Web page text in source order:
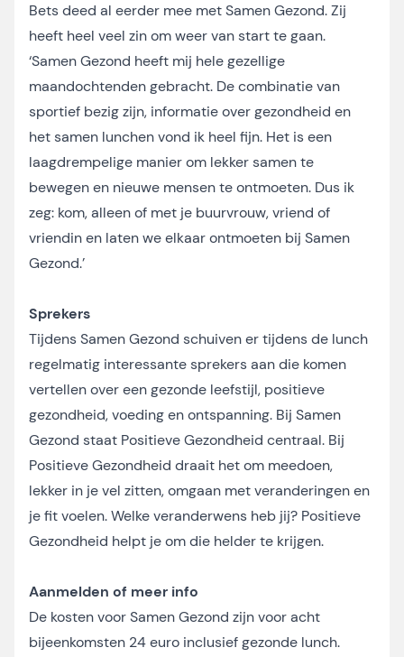
Bets deed al eerder mee met Samen Gezond. Zij
heeft heel veel zin om weer van start te gaan.
‘Samen Gezond heeft mij hele gezellige
maandochtenden gebracht. De combinatie van
sportief bezig zijn, informatie over gezondheid en
het samen lunchen vond ik heel fijn. Het is een
laagdrempelige manier om lekker samen te
bewegen en nieuwe mensen te ontmoeten. Dus ik
zeg: kom, alleen of met je buurvrouw, vriend of
vriendin en laten we elkaar ontmoeten bij Samen
Gezond.’
Sprekers
Tijdens Samen Gezond schuiven er tijdens de lunch
regelmatig interessante sprekers aan die komen
vertellen over een gezonde leefstijl, positieve
gezondheid, voeding en ontspanning. Bij Samen
Gezond staat Positieve Gezondheid centraal. Bij
Positieve Gezondheid draait het om meedoen,
lekker in je vel zitten, omgaan met veranderingen en
je fit voelen. Welke veranderwens heb jij? Positieve
Gezondheid helpt je om die helder te krijgen.
Aanmelden of meer info
De kosten voor Samen Gezond zijn voor acht
bijeenkomsten 24 euro inclusief gezonde lunch.